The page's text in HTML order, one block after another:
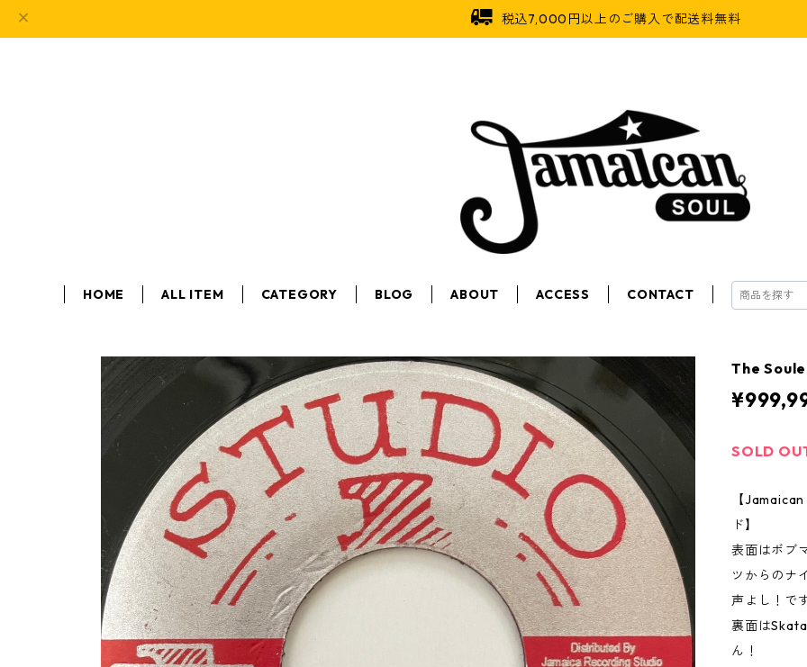
税込7,000円以上のご購入で配送料無料
HOME ALL ITEM CATEGORY BLOG ABOUT ACCESS CONTACT
The
SOLD
【
ド】
表面はボブ
ツからのナ
声よし！で
裏面は
ん！